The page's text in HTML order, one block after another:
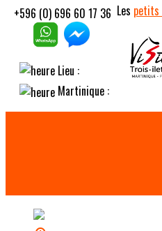
+596 (0) 696 60 17 36
Lieu :
Martinique :
Les petits